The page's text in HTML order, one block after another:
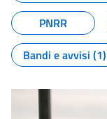
PNRR
Bandi e avvisi (1)